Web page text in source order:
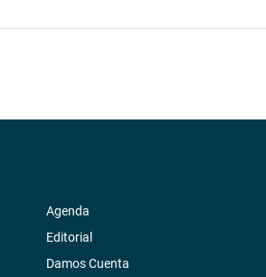
Agenda
Editorial
Damos Cuenta